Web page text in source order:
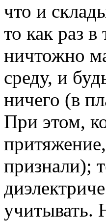
что и
то как раз
ничтожно
среду, и
ничего (в
При этом,
признали);
учитывать.